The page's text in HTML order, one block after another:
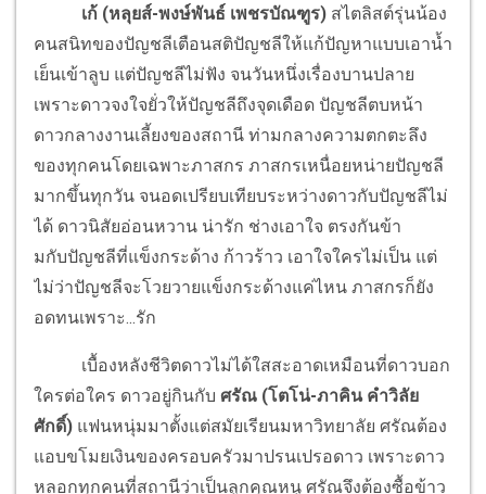
เก้ (หลุยส์-พงษ์พันธ์ เพชรบัณฑูร) สไตลิสต์รุ่นน้อง
คนสนิทของปัญชลีเตือนสติปัญชลีให้แก้ปัญหาแบบเอาน้ำ
เย็นเข้าลูบ แต่ปัญชลีไม่ฟัง จนวันหนึ่งเรื่องบานปลาย
เพราะดาวจงใจยั่วให้ปัญชลีถึงจุดเดือด ปัญชลีตบหน้า
ดาวกลางงานเลี้ยงของสถานี ท่ามกลางความตกตะลึง
ของทุกคนโดยเฉพาะภาสกร ภาสกรเหนื่อยหน่ายปัญชลี
มากขึ้นทุกวัน จนอดเปรียบเทียบระหว่างดาวกับปัญชลีไม่
ได้ ดาวนิสัยอ่อนหวาน น่ารัก ช่างเอาใจ ตรงกันข้า
มกับปัญชลีที่แข็งกระด้าง ก้าวร้าว เอาใจใครไม่เป็น แต่
ไม่ว่าปัญชลีจะโวยวายแข็งกระด้างแค่ไหน ภาสกรก็ยัง
อดทนเพราะ...รัก
เบื้องหลังชีวิตดาวไม่ได้ใสสะอาดเหมือนที่ดาวบอก
ใครต่อใคร ดาวอยู่กินกับ ศรัณ (โตโน่-ภาคิน คำวิลัย
ศักดิ์) แฟนหนุ่มมาตั้งแต่สมัยเรียนมหาวิทยาลัย ศรัณต้อง
แอบขโมยเงินของครอบครัวมาปรนเปรอดาว เพราะดาว
หลอกทุกคนที่สถานีว่าเป็นลูกคุณหนู ศรัณจึงต้องซื้อข้าว